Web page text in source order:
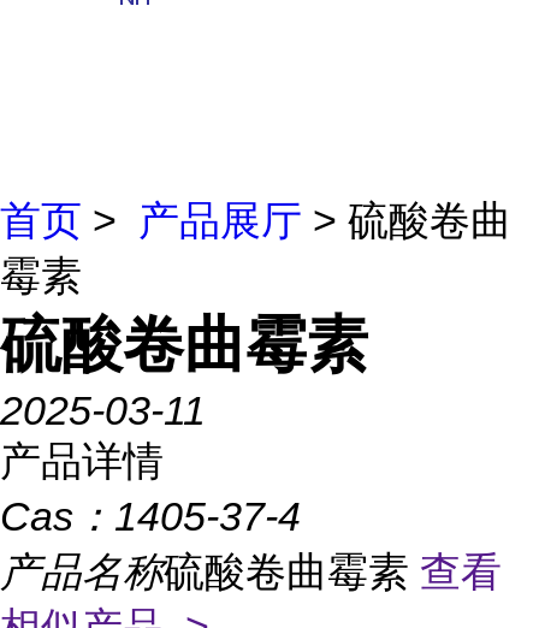
首页 > 产品展厅 > 硫酸卷曲
霉素
硫酸卷曲霉素
2025-03-11
产品详情
Cas： 1405-37-4
产品名称硫酸卷曲霉素 查看